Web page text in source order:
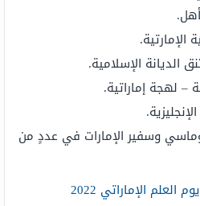
الإمارتية.
الديانة الإسلامية.
– لهجة إماراتية.
وسفير الإمارات في عددٍ من
العلم الإماراتي 2022